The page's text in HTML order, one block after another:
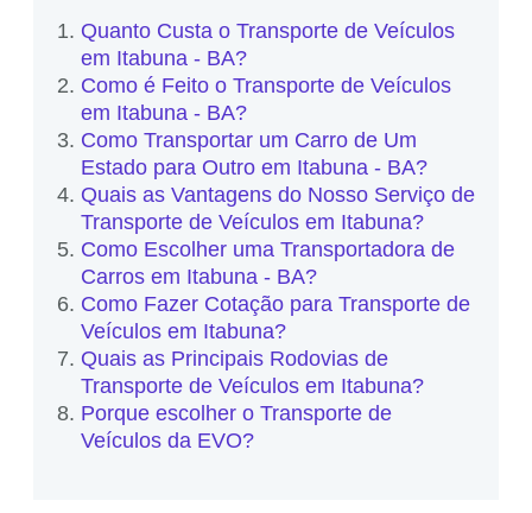
Quanto Custa o Transporte de Veículos
em Itabuna - BA?
Como é Feito o Transporte de Veículos
em Itabuna - BA?
Como Transportar um Carro de Um
Estado para Outro em Itabuna - BA?
Quais as Vantagens do Nosso Serviço de
Transporte de Veículos em Itabuna?
Como Escolher uma Transportadora de
Carros em Itabuna - BA?
Como Fazer Cotação para Transporte de
Veículos em Itabuna?
Quais as Principais Rodovias de
Transporte de Veículos em Itabuna?
Porque escolher o Transporte de
Veículos da EVO?